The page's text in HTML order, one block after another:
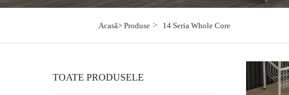
Acasă> Produse> 14 Seria Whole Core
TOATE PRODUSELE